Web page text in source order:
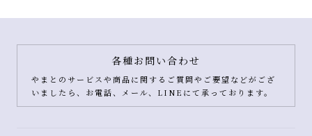
各種お問い合わせ
やまとのサービスや商品に関するご質問やご要望などがござ
いましたら、お電話、メール、LINEにて承っております。